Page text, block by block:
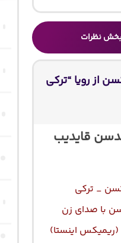
بخش نظرات
از رویا “ترکی
قایدیب
_ ترکی
با صدای زن
اینستا)